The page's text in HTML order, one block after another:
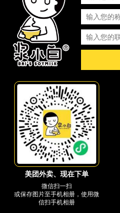
美团外卖、现在下单
微信扫一扫
或保存图片至手机相册，使用微
信扫手机相册